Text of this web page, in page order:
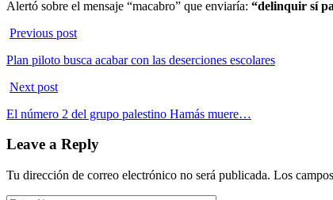
Alertó sobre el mensaje “macabro” que enviaría: “delinquir sí
Previous post
Plan piloto busca acabar con las deserciones escolares
Next post
El número 2 del grupo palestino Hamás muere…
Leave a Reply
Tu dirección de correo electrónico no será publicada. Los